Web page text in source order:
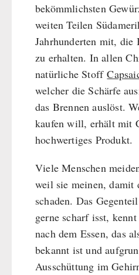
bekömmlichsten
weiten Teilen
Jahrhunderten mit, die
zu erhalten. In allen
natürliche Stoff
welcher die Schärfe
das Brennen auslöst.
kaufen will, erhält mit
hochwertiges Produkt.
Viele Menschen
weil sie meinen, damit
schaden. Das
gerne scharf isst,
nach dem Essen, das
bekannt ist und
Ausschüttung im